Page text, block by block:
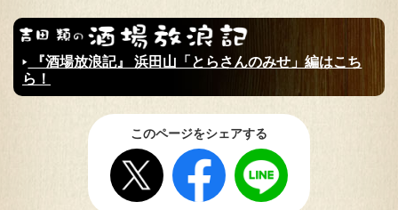
『酒場放浪記』 浜田山「とらさんのみせ」編はこち
ら！
このページをシェアする